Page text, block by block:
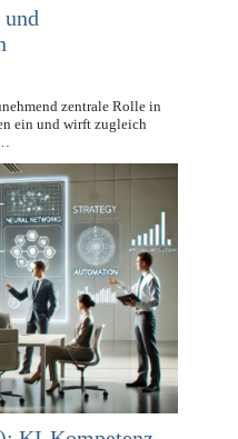
zentrale Rolle in
ein und wirft zugleich